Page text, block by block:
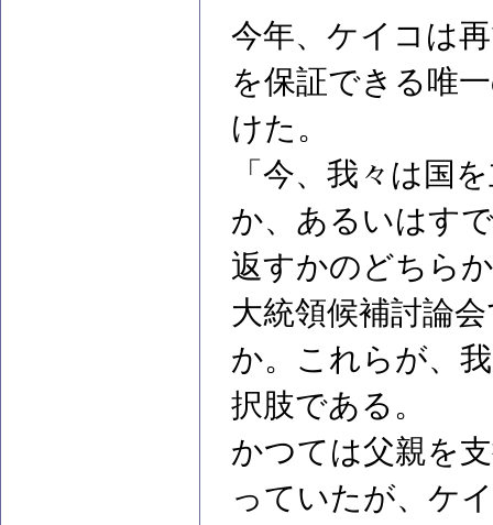
今年、ケイコは
を保証できる唯
けた。
「今、我々は国
か、あるいはす
返すかのどちら
大統領候補討論
か。これらが、
択肢である。
かつては父親を
っていたが、ケ